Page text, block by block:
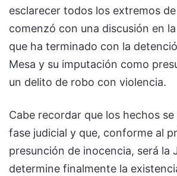
esclarecer todos los extremos
comenzó con una discusión en
que ha terminado con la
Mesa y su imputación como
un delito de robo con violencia.
Cabe recordar que los hechos
fase judicial y que, conforme al
presunción de inocencia, será la
determine finalmente la